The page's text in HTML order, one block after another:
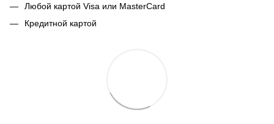
Любой картой Visa или MasterCard
Кредитной картой